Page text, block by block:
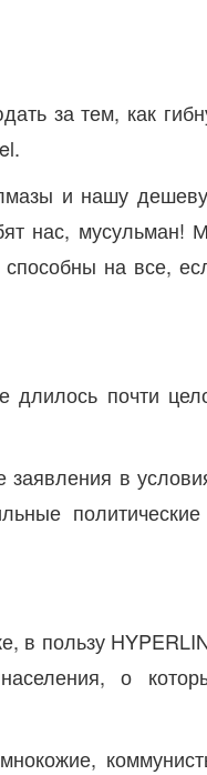
за тем, как
и нашу
нас, мусульман!
на все,
длилось почти
в
в пользу
о